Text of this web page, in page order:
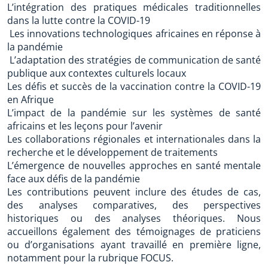
L’intégration des pratiques médicales traditionnelles
dans la lutte contre la COVID-19
Les innovations technologiques africaines en réponse à
la pandémie
L’adaptation des stratégies de communication de santé
publique aux contextes culturels locaux
Les défis et succès de la vaccination contre la COVID-19
en Afrique
L’impact de la pandémie sur les systèmes de santé
africains et les leçons pour l’avenir
Les collaborations régionales et internationales dans la
recherche et le développement de traitements
L’émergence de nouvelles approches en santé mentale
face aux défis de la pandémie
Les contributions peuvent inclure des études de cas,
des analyses comparatives, des perspectives
historiques ou des analyses théoriques. Nous
accueillons également des témoignages de praticiens
ou d’organisations ayant travaillé en première ligne,
notamment pour la rubrique FOCUS.